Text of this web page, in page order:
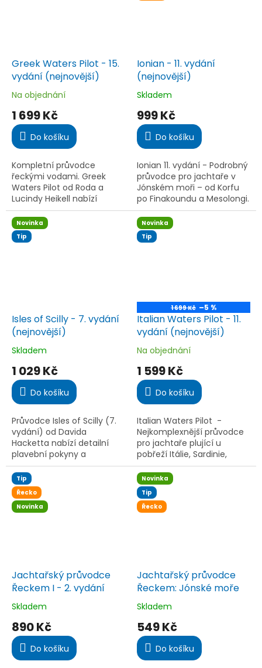
Greek Waters Pilot - 15.
vydání (nejnovější)
Průměrné
hodnocení
produktu
je
4,3
5
hvězdiček.
Na objednání
1 699 Kč
Do košíku
Kompletní průvodce
řeckými vodami. Greek
Waters Pilot od Roda a
Lucindy Heikell nabízí
detailní informace o více
než 450 přístavech a
kotvištích v Jónském a
Egejském moři, na...
Ionian - 11. vydání
(nejnovější)
Průměrné
hodnocení
produktu
je
5,0
5
hvězdiček.
Skladem
999 Kč
Do košíku
Ionian 11. vydání - Podrobný
průvodce pro jachtaře v
Jónském moři – od Korfu
po Finakoundu a Mesolongi.
11. vydání s novými
fotografiemi a plánky.
Novinka
Tip
Isles of Scilly - 7. vydání
(nejnovější)
Průměrné
hodnocení
produktu
je
5,0
5
hvězdiček.
Skladem
1 029 Kč
Do košíku
Průvodce Isles of Scilly (7.
vydání) od Davida
Hacketta nabízí detailní
plavební pokyny a
informace o kotvištích pro
bezpečné proplutí tímto
nádherným souostrovím u
pobřeží...
Novinka
Tip
1 699 Kč –5 %
Italian Waters Pilot - 11.
vydání (nejnovější)
Průměrné
hodnocení
produktu
je
5,0
5
hvězdiček.
Na objednání
1 599 Kč
Do košíku
Italian Waters Pilot -
Nejkomplexnější průvodce
pro jachtaře plující u
pobřeží Itálie, Sardinie,
Sicílie, Iónského “podpatku”
a Malty. Aktualizované 11.
vydání.
Tip
Řecko
Novinka
Jachtařský průvodce
Řeckem I - 2. vydání
Průměrné
hodnocení
produktu
je
5,0
Skladem
890 Kč
Do košíku
Novinka
Tip
Řecko
Jachtařský průvodce
Řeckem: Jónské moře
Průměrné
hodnocení
produktu
je
4,6
Skladem
549 Kč
Do košíku